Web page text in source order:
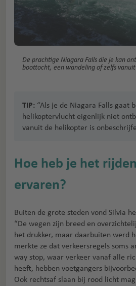
De prachtige Niagara Falls die je kan
boottocht, een wandeling of zelfs
TIP: “Als je de Niagara Falls gaat
helikoptervlucht eigenlijk niet
vanuit de helikopter is
Hoe heb je het
ervaren?
Buiten de grote steden vond Silvia
“De wegen zijn breed en
het drukker, maar daarbuiten werd
merkte ze dat verkeersregels soms
way stop, waar verkeer vanaf alle
heeft, hebben voetgangers
Ook rechtsaf slaan bij rood licht